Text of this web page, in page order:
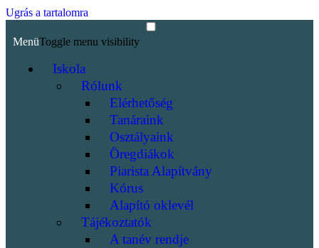
Ugrás a tartalomra
MenüToggle menu visibility
Iskola
Rólunk
Elérhetőség
Tanáraink
Osztályaink
Öregdiákok
Piarista Alapítvány
Kórus
Alapító oklevél
Tájékoztatók
A tanév rendje